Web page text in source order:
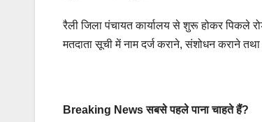
रैली जिला पंचायत कार्यालय से शुरू होकर पिकले
मतदाता सूची में नाम दर्ज कराने, संशोधन कराने तथा
Breaking News सबसे पहले पाना चाहते हैं?